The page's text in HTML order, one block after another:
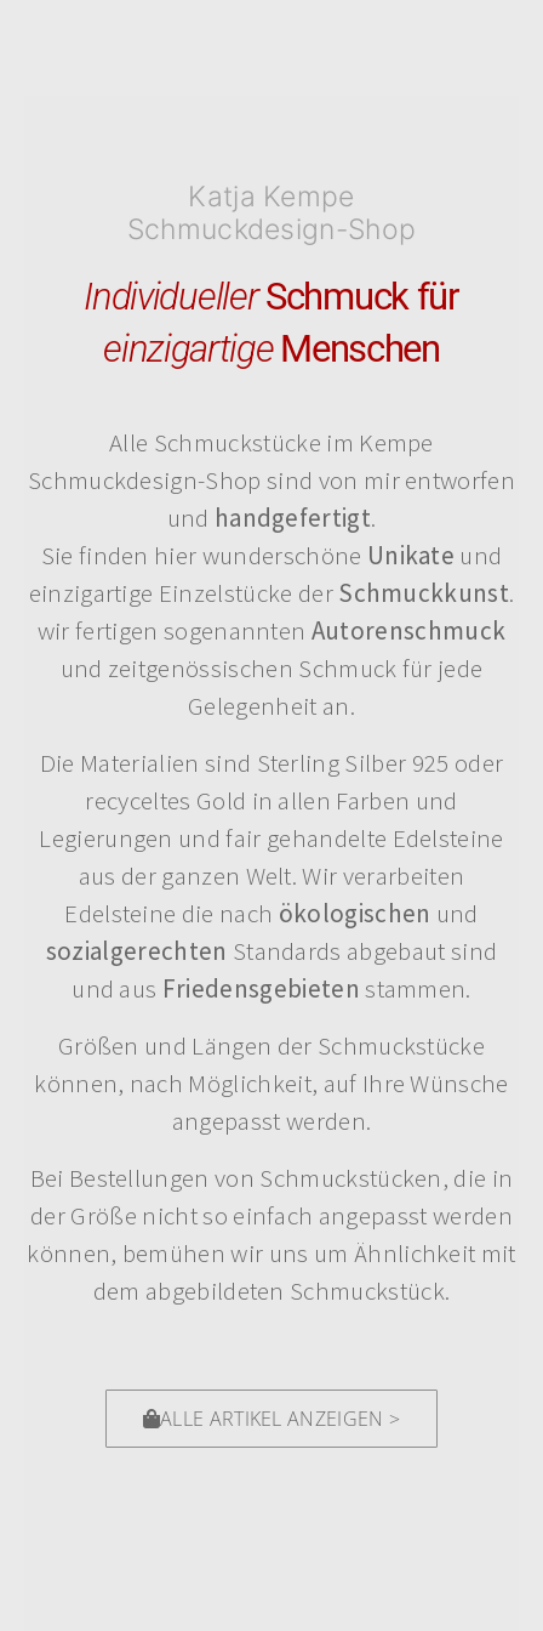
Katja Kempe
Schmuckdesign-Shop​
Individueller Schmuck für
einzigartigeMenschen
Alle Schmuckstücke im Kempe
Schmuckdesign-Shop sind von mir entworfen
und handgefertigt.
Sie finden hier wunderschöne Unikate und
einzigartige Einzelstücke derSchmuckkunst.
wir fertigen sogenannten Autorenschmuck
und zeitgenössischen Schmuck für jede
Gelegenheit an.
Die Materialien sind Sterling Silber 925 oder
recyceltes Gold in allen Farben und
Legierungen und fair gehandelte Edelsteine
aus der ganzen Welt. Wir verarbeiten
Edelsteine die nach ökologischen und
sozialgerechten Standards abgebaut sind
und aus Friedensgebieten stammen.
Größen und Längen der Schmuckstücke
können, nach Möglichkeit, auf Ihre Wünsche
angepasst werden.
Bei Bestellungen von Schmuckstücken, die in
der Größe nicht so einfach angepasst werden
können, bemühen wir uns um Ähnlichkeit mit
dem abgebildeten Schmuckstück.
ALLE ARTIKEL ANZEIGEN >